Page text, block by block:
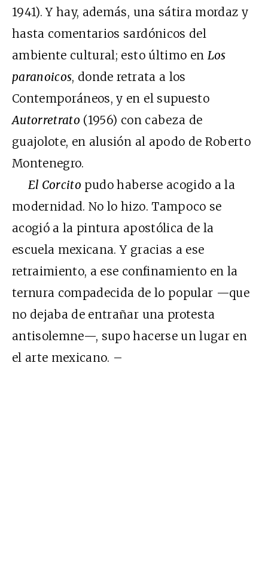
1941). Y hay, además, una sátira mordaz y
hasta comentarios sardónicos del
ambiente cultural; esto último en Los
paranoicos, donde retrata a los
Contemporáneos, y en el supuesto
Autorretrato (1956) con cabeza de
guajolote, en alusión al apodo de Roberto
Montenegro.
El Corcito pudo haberse acogido a la
modernidad. No lo hizo. Tampoco se
acogió a la pintura apostólica de la
escuela mexicana. Y gracias a ese
retraimiento, a ese confinamiento en la
ternura compadecida de lo popular —que
no dejaba de entrañar una protesta
antisolemne—, supo hacerse un lugar en
el arte mexicano. –